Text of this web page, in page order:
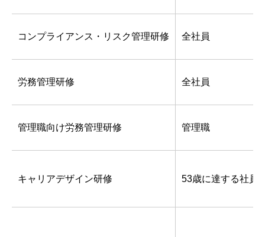
コンプライアンス・リスク管理研修 全社員
労務管理研修 全社員
管理職向け労務管理研修 管理職
キャリアデザイン研修 53歳に達する社員